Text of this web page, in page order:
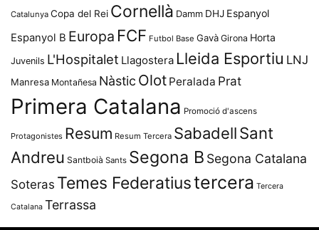
Catalunya Copa del Rei Cornellà Damm DHJ Espanyol
Espanyol B Europa FCF Futbol Base Gavà Girona Horta
Juvenils L'Hospitalet Llagostera Lleida Esportiu LNJ
Manresa Montañesa Nàstic Olot Peralada Prat
Primera Catalana Promoció d'ascens
Protagonistes Resum Resum Tercera SabadellSant
Andreu Santboià Sants Segona B Segona Catalana
Soteras Temes Federatiustercera Tercera
Catalana Terrassa